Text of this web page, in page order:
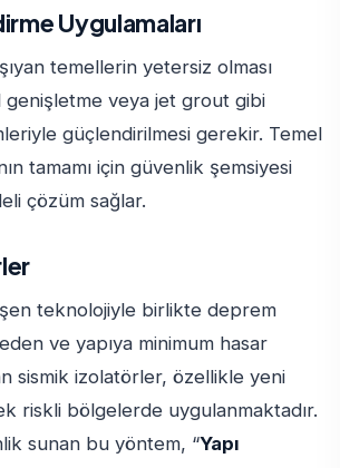
Uygulamaları
temellerin yetersiz olması
veya jet grout gibi
güçlendirilmesi gerekir. Temel
tamamı için güvenlik şemsiyesi
çözüm sağlar.
teknolojiyle birlikte deprem
ve yapıya minimum hasar
sismik izolatörler, özellikle yeni
riskli bölgelerde uygulanmaktadır.
sunan bu yöntem, “Yapı